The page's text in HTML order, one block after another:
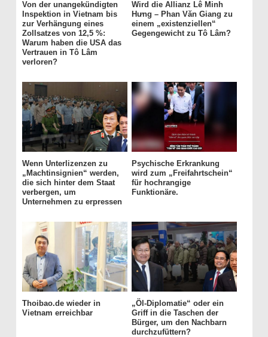
Von der unangekündigten
Inspektion in Vietnam bis
zur Verhängung eines
Zollsatzes von 12,5 %:
Warum haben die USA das
Vertrauen in Tô Lâm
verloren?
Wird die Allianz Lê Minh
Hưng – Phan Văn Giang zu
einem „existenziellen“
Gegengewicht zu Tô Lâm?
Wenn Unterlizenzen zu
„Machtinsignien“ werden,
die sich hinter dem Staat
verbergen, um
Unternehmen zu erpressen
Psychische Erkrankung
wird zum „Freifahrtschein“
für hochrangige
Funktionäre.
Thoibao.de wieder in
Vietnam erreichbar
„Öl-Diplomatie“ oder ein
Griff in die Taschen der
Bürger, um den Nachbarn
durchzufüttern?